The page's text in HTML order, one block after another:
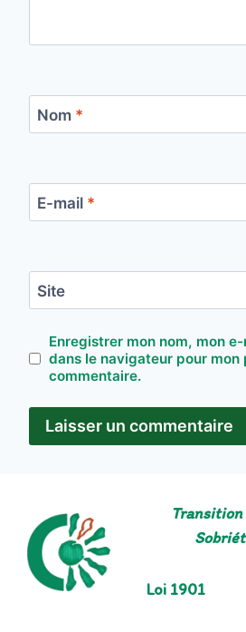
Nom *
E-mail *
Site
Enregistrer mon nom, mon
dans le navigateur pour mon
commentaire.
Loi 1901